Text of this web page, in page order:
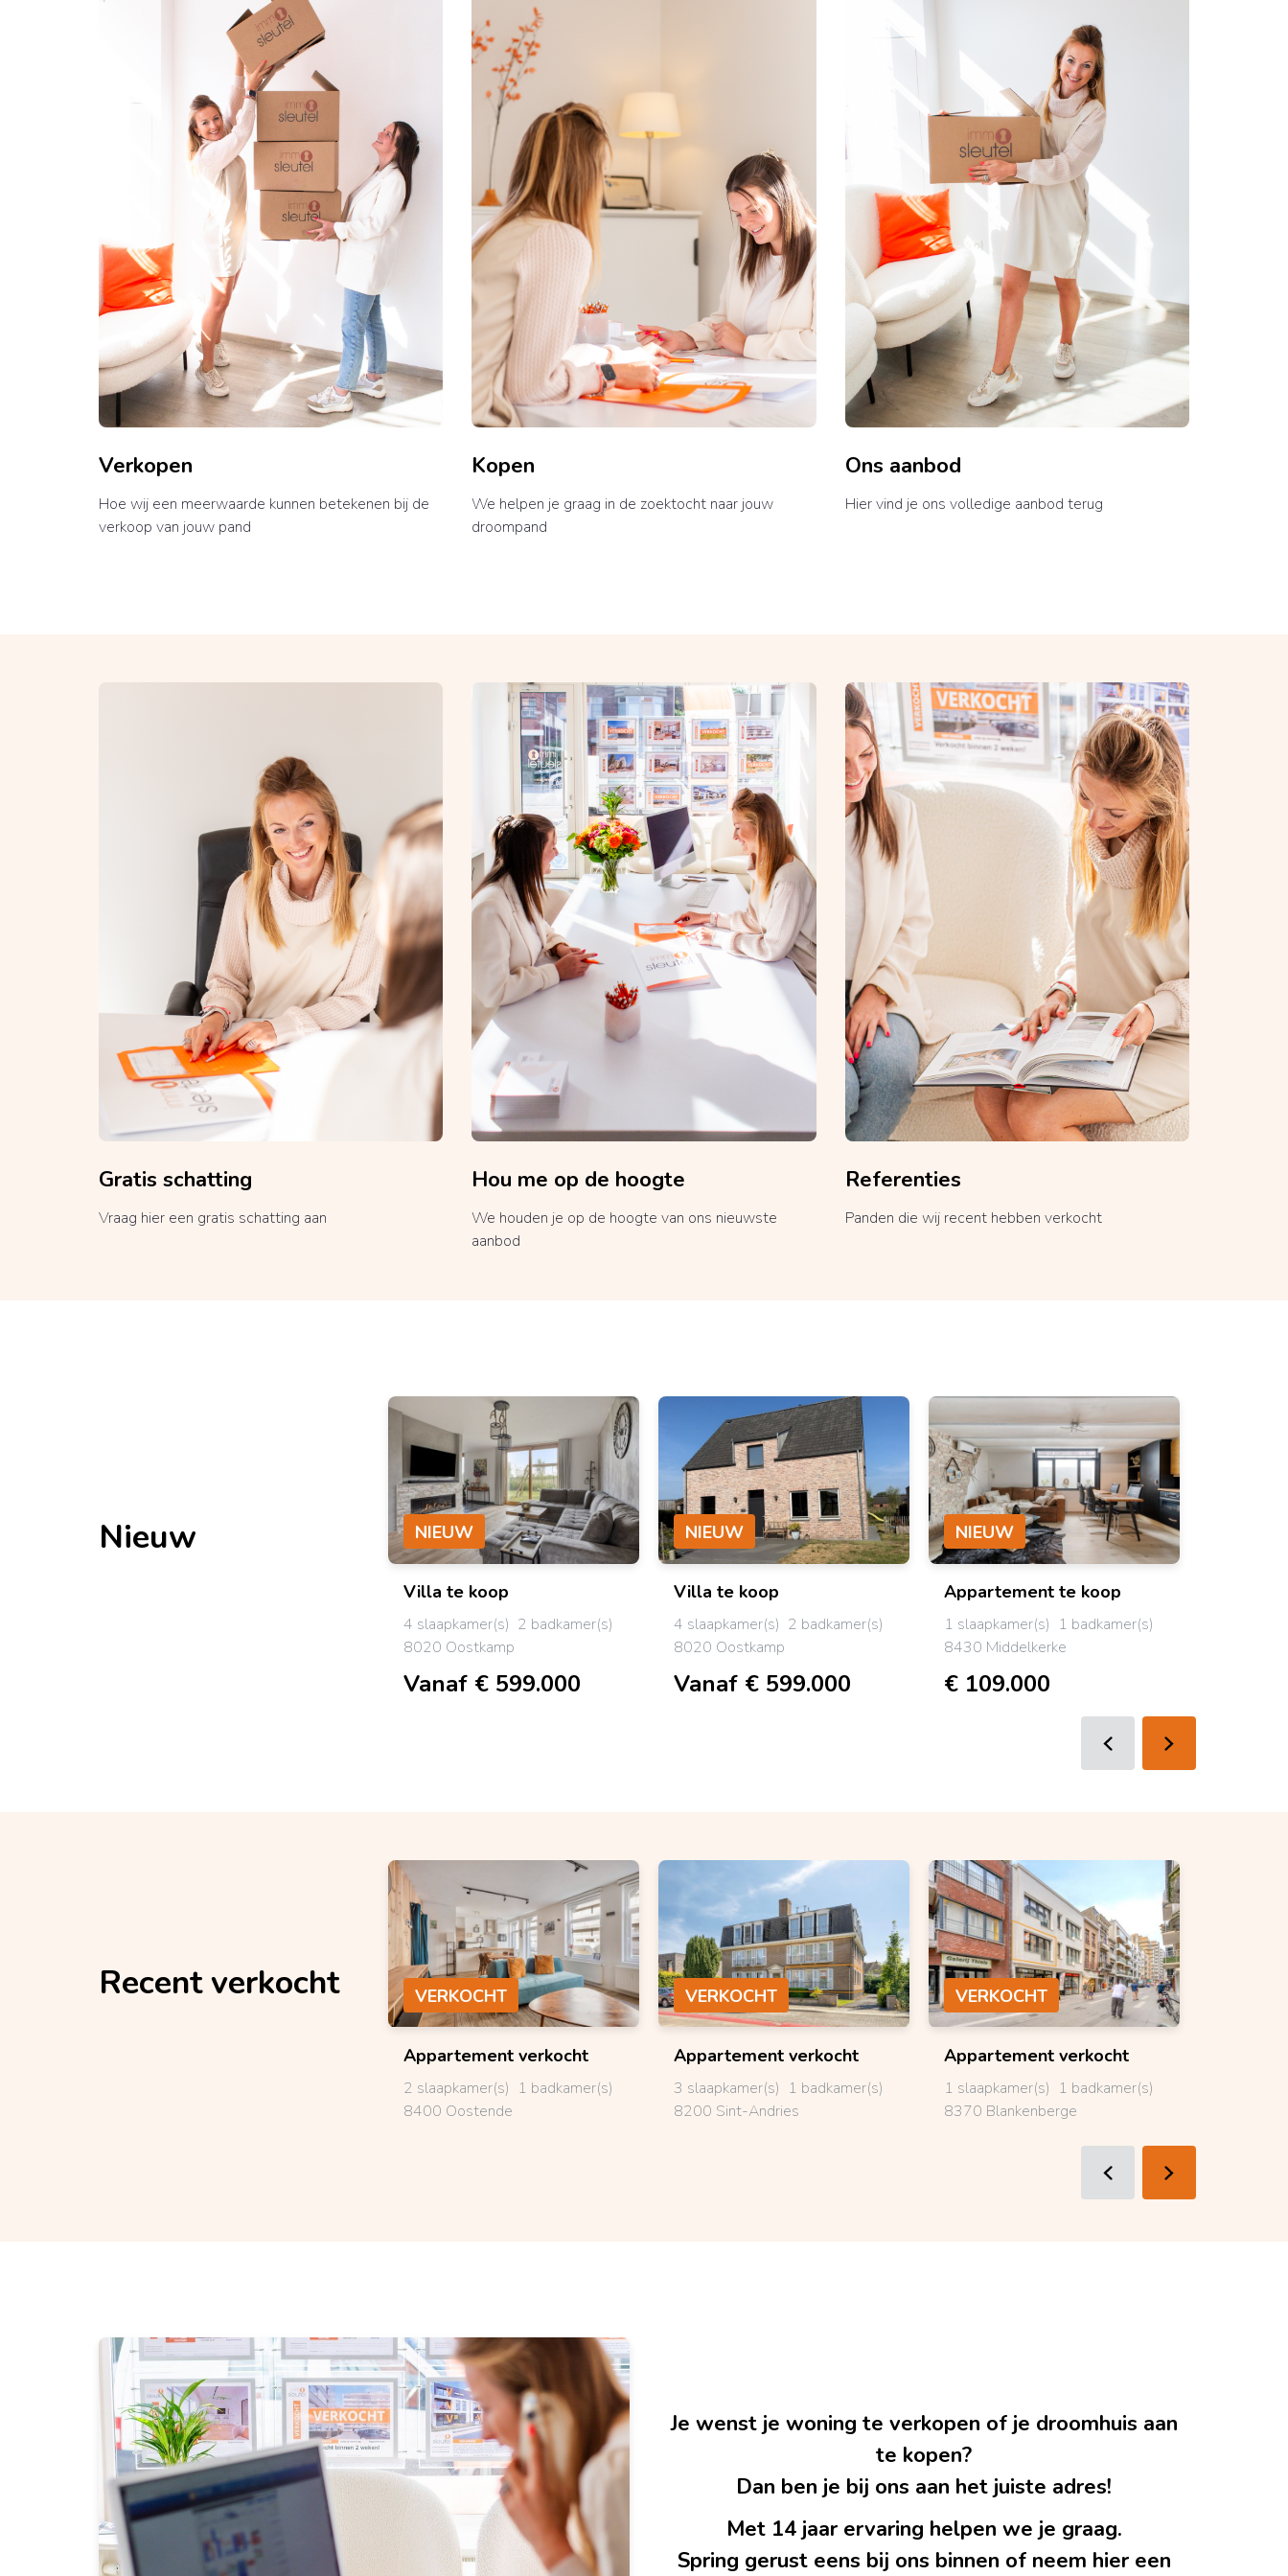
Verkopen
Hoe wij een meerwaarde kunnen betekenen bij de
verkoop van jouw pand
Kopen
We helpen je graag in de zoektocht naar jouw
droompand
Ons aanbod
Hier vind je ons volledige aanbod terug
Gratis schatting
Vraag hier een gratis schatting aan
Hou me op de hoogte
We houden je op de hoogte van ons nieuwste
aanbod
Referenties
Panden die wij recent hebben verkocht
Nieuw NIEUW
Villa te koop
4 slaapkamer(s) 2 badkamer(s)
8020 Oostkamp
Vanaf € 599.000
NIEUW
Villa te koop
4 slaapkamer(s) 2 badkamer(s)
8020 Oostkamp
Vanaf € 599.000
NIEUW
Appartement te koop
1 slaapkamer(s) 1 badkamer(s)
8430 Middelkerke
€ 109.000
Recent verkocht VERKOCHT
Appartement verkocht
2 slaapkamer(s) 1 badkamer(s)
8400 Oostende
VERKOCHT
Appartement verkocht
3 slaapkamer(s) 1 badkamer(s)
8200 Sint-Andries
VERKOCHT
Appartement verkocht
1 slaapkamer(s) 1 badkamer(s)
8370 Blankenberge
Je wenst je woning te verkopen of je droomhuis aan
te kopen?
Dan ben je bij ons aan het juiste adres!
Met 14 jaar ervaring helpen we je graag.
Spring gerust eens bij ons binnen of neem hier een